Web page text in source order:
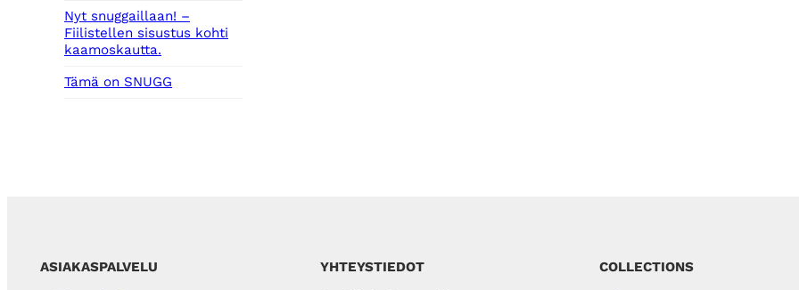
Nyt snuggaillaan! –
Fiilistellen sisustus kohti
kaamoskautta.
Tämä on SNUGG
ASIAKASPALVELU YHTEYSTIEDOT COLLECTIONS